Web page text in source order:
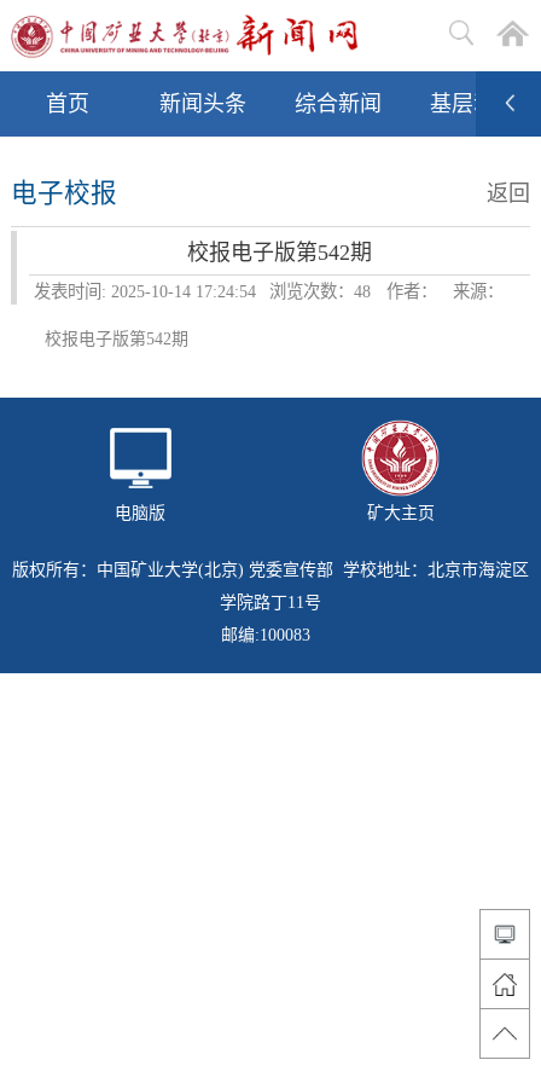
首页 新闻头条 综合新闻 基层动态
电子校报 返回
校报电子版第542期
发表时间: 2025-10-14 17:24:54 浏览次数： 48 作者： 来源：
校报电子版第542期
电脑版 矿大主页
版权所有：中国矿业大学(北京) 党委宣传部 学校地址：北京市海淀区
学院路丁11号
邮编:100083